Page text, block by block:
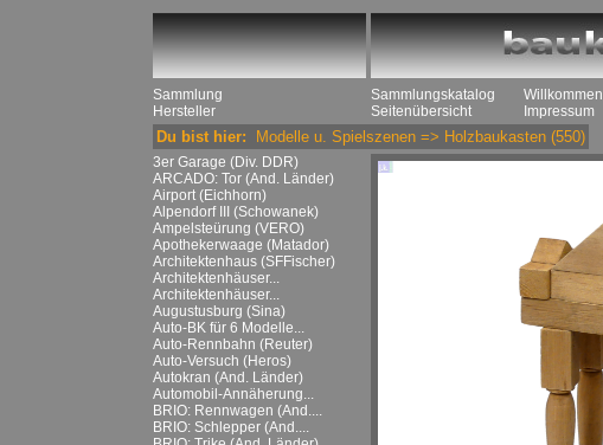
Sammlung
Hersteller
Sammlungskatalog
Seitenübersicht
Willkommen
Impressum
Du bist hier: Modelle u. Spielszenen => Holzbaukasten (550)
3er Garage (Div. DDR)
ARCADO: Tor (And. Länder)
Airport (Eichhorn)
Alpendorf III (Schowanek)
Ampelsteürung (VERO)
Apothekerwaage (Matador)
Architektenhaus (SFFischer)
Architektenhäuser...
Architektenhäuser...
Augustusburg (Sina)
Auto-BK für 6 Modelle...
Auto-Rennbahn (Reuter)
Auto-Versuch (Heros)
Autokran (And. Länder)
Automobil-Annäherung...
BRIO: Rennwagen (And....
BRIO: Schlepper (And....